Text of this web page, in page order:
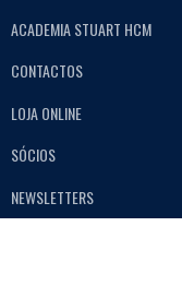
ACADEMIA STUART HCM
CONTACTOS
LOJA ONLINE
SÓCIOS
NEWSLETTERS